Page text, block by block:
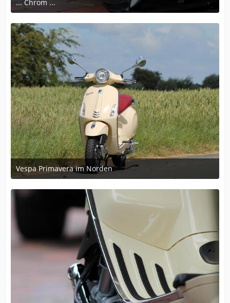
... Chrom ...
August 4, 2017 at 19:46
1
Vespa Primavera im Norden
June 22, 2014 at 20:59
2